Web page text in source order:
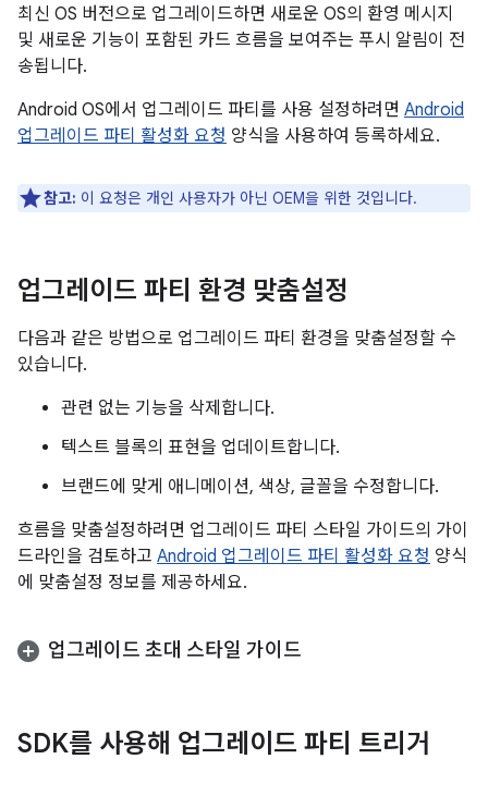
최신 OS 버전으로 업그레이드하면 새로운 OS의 환영 메시지
및 새로운 기능이 포함된 카드 흐름을 보여주는 푸시 알림이 전
송됩니다.
Android OS에서 업그레이드 파티를 사용 설정하려면 Android
업그레이드 파티 활성화 요청 양식을 사용하여 등록하세요.
참고: 이 요청은 개인 사용자가 아닌 OEM을 위한 것입니다.
업그레이드 파티 환경 맞춤설정
다음과 같은 방법으로 업그레이드 파티 환경을 맞춤설정할 수
있습니다.
관련 없는 기능을 삭제합니다.
텍스트 블록의 표현을 업데이트합니다.
브랜드에 맞게 애니메이션, 색상, 글꼴을 수정합니다.
흐름을 맞춤설정하려면 업그레이드 파티 스타일 가이드의 가이
드라인을 검토하고 Android 업그레이드 파티 활성화 요청 양식
에 맞춤설정 정보를 제공하세요.
업그레이드 초대 스타일 가이드
SDK를 사용해 업그레이드 파티 트리거